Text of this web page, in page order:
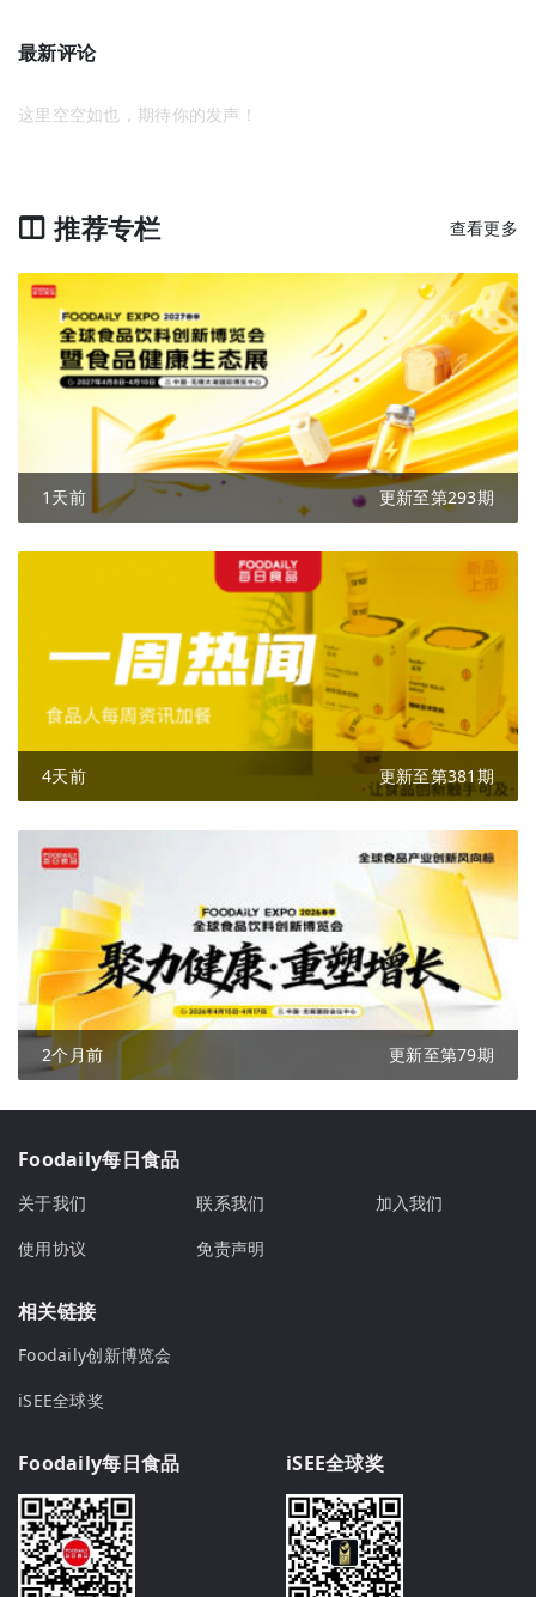
最新评论
这里空空如也，期待你的发声！
推荐专栏 查看更多
1天前 更新至第293期
4天前 更新至第381期
2个月前 更新至第79期
Foodaily每日食品
关于我们 联系我们
加入我们
使用协议
免责声明
相关链接
Foodaily创新博览会
iSEE全球奖
Foodaily每日食品 iSEE全球奖